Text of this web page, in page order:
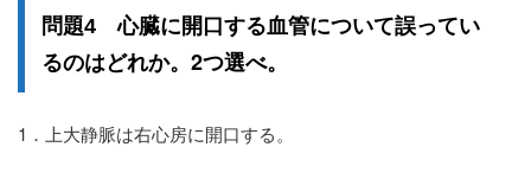
問題4 心臓に開口する血管について誤ってい
るのはどれか。 2つ選べ。
1．上大静脈は右心房に開口する。